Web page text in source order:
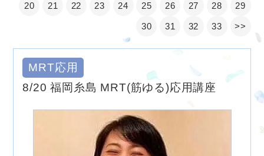
20 21 22 23 24 25 26 27 28 29
30 31 32 33 >>
MRT応用
8/20 福岡糸島 MRT(筋ゆる)応用講座